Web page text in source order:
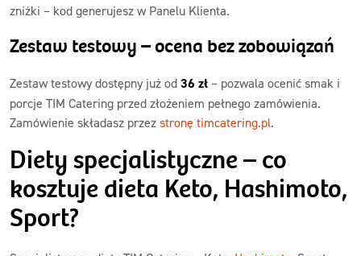
zniżki – kod generujesz w Panelu Klienta.
Zestaw testowy – ocena bez zobowiązań
Zestaw testowy dostępny już od 36 zł – pozwala ocenić smak i
porcje TIM Catering przed złożeniem pełnego zamówienia.
Zamówienie składasz przez stronę timcatering.pl.
Diety specjalistyczne – co
kosztuje dieta Keto, Hashimoto,
Sport?